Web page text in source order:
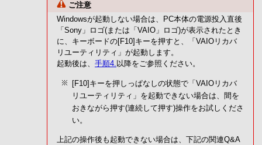
ご注意
Windowsが起動しない場合は、PC本体の電源投入直後
「Sony」ロゴ(または「VAIO」ロゴ)が表示されたとき
に、キーボードの[F10]キーを押すと、「VAIOリカバ
リユーティリティ」が起動します。
起動後は、 手順4. 以降をご参照ください。
[F10]キーを押しっぱなしの状態で「VAIOリカバ
リユーティリティ」を起動できない場合は、間を
おきながら押す(連続して押す)操作をお試しくださ
い。
上記の操作後も起動できない場合は、下記の関連Q&A